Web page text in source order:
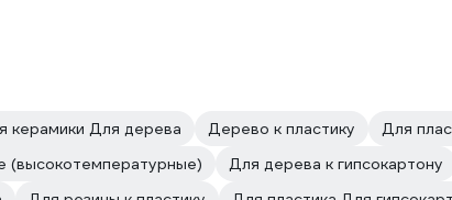
керамики Для дерева Дерево к пластику
Для
(высокотемпературные)
Для дерева к гипсокартону